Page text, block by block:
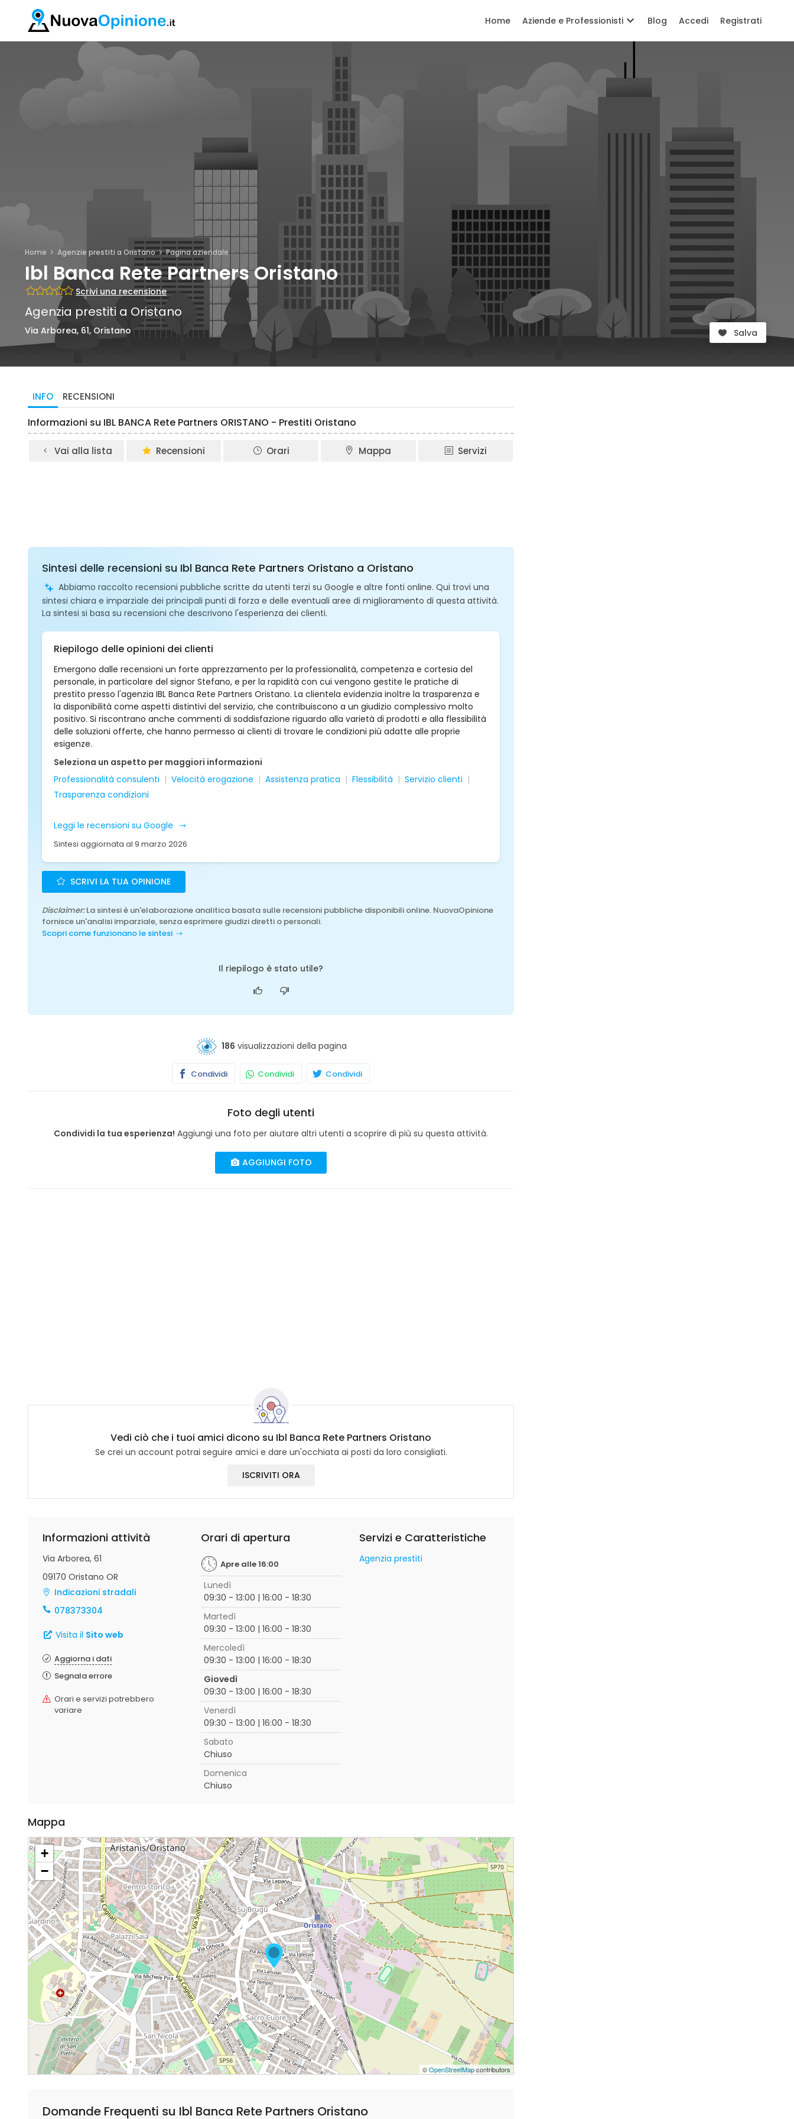
Home Aziende e Professionisti Blog Accedi Registrati
Home Agenzie prestiti a Oristano Pagina aziendale
Ibl Banca Rete Partners Oristano
Scrivi una recensione
Agenzia prestiti a Oristano
Via Arborea, 61, Oristano Salva
INFO RECENSIONI
Informazioni su IBL BANCA Rete Partners ORISTANO - Prestiti Oristano
Vai alla lista Recensioni Orari Mappa Servizi
Sintesi delle recensioni su Ibl Banca Rete Partners Oristano a Oristano
Abbiamo raccolto recensioni pubbliche scritte da utenti terzi su Google e altre fonti online. Qui trovi una
sintesi chiara e imparziale dei principali punti di forza e delle eventuali aree di miglioramento di questa attività.
La sintesi si basa su recensioni che descrivono l'esperienza dei clienti.
Riepilogo delle opinioni dei clienti
Emergono dalle recensioni un forte apprezzamento per la professionalità, competenza e cortesia del
personale, in particolare del signor Stefano, e per la rapidità con cui vengono gestite le pratiche di
prestito presso l'agenzia IBL Banca Rete Partners Oristano. La clientela evidenzia inoltre la trasparenza e
la disponibilità come aspetti distintivi del servizio, che contribuiscono a un giudizio complessivo molto
positivo. Si riscontrano anche commenti di soddisfazione riguardo alla varietà di prodotti e alla flessibilità
delle soluzioni offerte, che hanno permesso ai clienti di trovare le condizioni più adatte alle proprie
esigenze.
Seleziona un aspetto per maggiori informazioni
Professionalità consulenti
Velocità erogazione Assistenza pratica Flessibilità
Servizio clienti
Trasparenza condizioni
Leggi le recensioni su Google
Sintesi aggiornata al 9 marzo 2026
SCRIVI LA TUA OPINIONE
Disclaimer:La sintesi è un'elaborazione analitica basata sulle recensioni pubbliche disponibili online. NuovaOpinione
fornisce un'analisi imparziale, senza esprimere giudizi diretti o personali.
Scopri come funzionano le sintesi
Il riepilogo è stato utile?
186 visualizzazioni della pagina
Condividi Condividi Condividi
Foto degli utenti
Condividi la tua esperienza! Aggiungi una foto per aiutare altri utenti a scoprire di più su questa attività.
AGGIUNGI FOTO
Vedi ciò che i tuoi amici dicono su Ibl Banca Rete Partners Oristano
Se crei un account potrai seguire amici e dare un'occhiata ai posti da loro consigliati.
ISCRIVITI ORA
Informazioni attività
Via Arborea, 61
09170 Oristano OR
Indicazioni stradali
078373304
Visita il Sito web
Aggiorna i dati
Segnala errore
Orari e servizi potrebbero
variare
Orari di apertura
Apre alle 16:00
Lunedì
09:30 - 13:00 | 16:00 - 18:30
Martedì
09:30 - 13:00 | 16:00 - 18:30
Mercoledì
09:30 - 13:00 | 16:00 - 18:30
Giovedì
09:30 - 13:00 | 16:00 - 18:30
Venerdì
09:30 - 13:00 | 16:00 - 18:30
Sabato
Chiuso
Domenica
Chiuso
Servizi e Caratteristiche
Agenzia prestiti
Mappa
+
−
©OpenStreetMapcontributors
Domande Frequenti su Ibl Banca Rete Partners Oristano